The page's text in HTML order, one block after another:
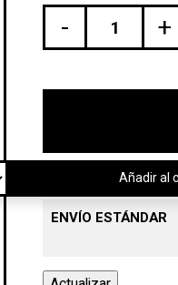
- +
ENVÍO ESTÁNDAR
Añadir al